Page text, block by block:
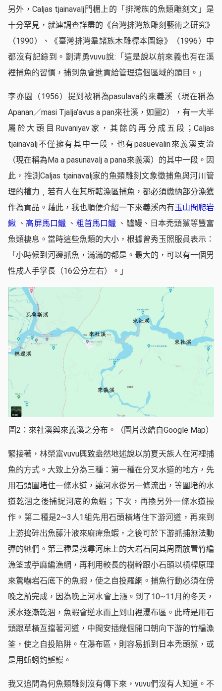
另外，Caljas tjainavalj門楣上的「排灣族的魚類雕刻文」是
十分罕見，就連調查詳盡的《台灣排灣族雕刻藝術之研究》
（1990）、《臺灣排灣羣諸族木雕標本圖錄》（1996）中
都沒有記錄到。劉清勇vuvu說:「這是說以前來義也有在溪
裡捕魚的習慣，捕到魚會進貢給管理這個區域的頭目。」
李亦園（1956）提到被稱為pasulava的來義溪（現在稱為
Apanan／masi Tjalja’avus a pan來社溪，如圖2），有一大半
屬於大頭目Ruvaniyav家，其餘的再分成五段；Caljas
tjainavalj不僅擁有其中一段，也有pasuevalin來義溪支流
（現在稱為Ma a pasunavalj a pana來義溪）的其中一段。因
此，推測Caljas tjainavalj家的魚類雕刻文象徵捕魚與河川管
理的權力﹐若有人在其所轄漁區捕魚，都必須繳納部分漁獲
作為貢品。藉此，我也順便介紹一下來義溪內有玉山間爬岩
鰍 、 高屏馬口鱲 、 粗首馬口鱲 、鱸鰻、日本禿頭鯊等豐富
魚類棲息。當時這些魚類的大小，根據曾秀玉照服員表示：
「小時候到河邊抓魚，滿滿的都是。最大的，可以有一個男
性成人手掌長（16公分左右）。」
圖2：來社溪與來義溪之分布。（圖片改繪自Google Map）
緊接著，林榮富vuvu興致盎然地述說以前夏天族人在河裡捕
魚的方式。大致上分為三種：第一種在分叉水道的地方，先
用石頭圍堵住一條水道，讓河水從另一條流出，等圍堵的水
道乾涸之後捕捉河底的魚蝦；下次，再換另外一條水道操
作。第二種是2~3人1組先用石頭橫堵住下游河道，再來到
上游搗碎出魚藤汁液來麻痺魚蝦，之後可於下游抓捕無法動
彈的牠們。第三種是找尋河床上的大岩石同其周圍放置竹編
漁筌或苧麻編漁網，再利用較長的樹幹跟小石頭以槓桿原理
來驚嚇岩石底下的魚蝦，使之自投羅網。捕魚行動必須在傍
晚之前完成，因為晚上河水會上漲。到了10~11月的冬天，
溪水逐漸乾涸，魚蝦會逆水而上到山裡瀑布區。此時是用石
頭跟草橫亙擋著河道，中間安插幾個開口朝向下游的竹編漁
筌，使之自投陷阱。在瀑布區，則容易抓到日本禿頭鯊，或
是用蚯蚓釣鱸鰻。
我又追問為何魚類雕刻沒有傳下來，vuvu們沒有人知道。不